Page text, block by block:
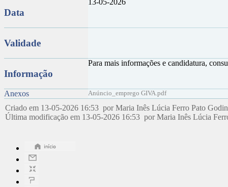
Data
13-05-2026
Validade
Informação
Para mais informações e candidatura,
Anexos Anúncio_emprego GIVA.pdf
Criado em 13-05-2026 16:53 por Maria Inês Lúcia Ferro Pato
Última modificação em 13-05-2026 16:53 por Maria Inês Lúcia